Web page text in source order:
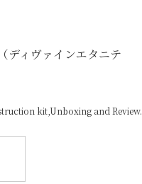
ディヴァインエタニテ
kit,Unboxing and Review.